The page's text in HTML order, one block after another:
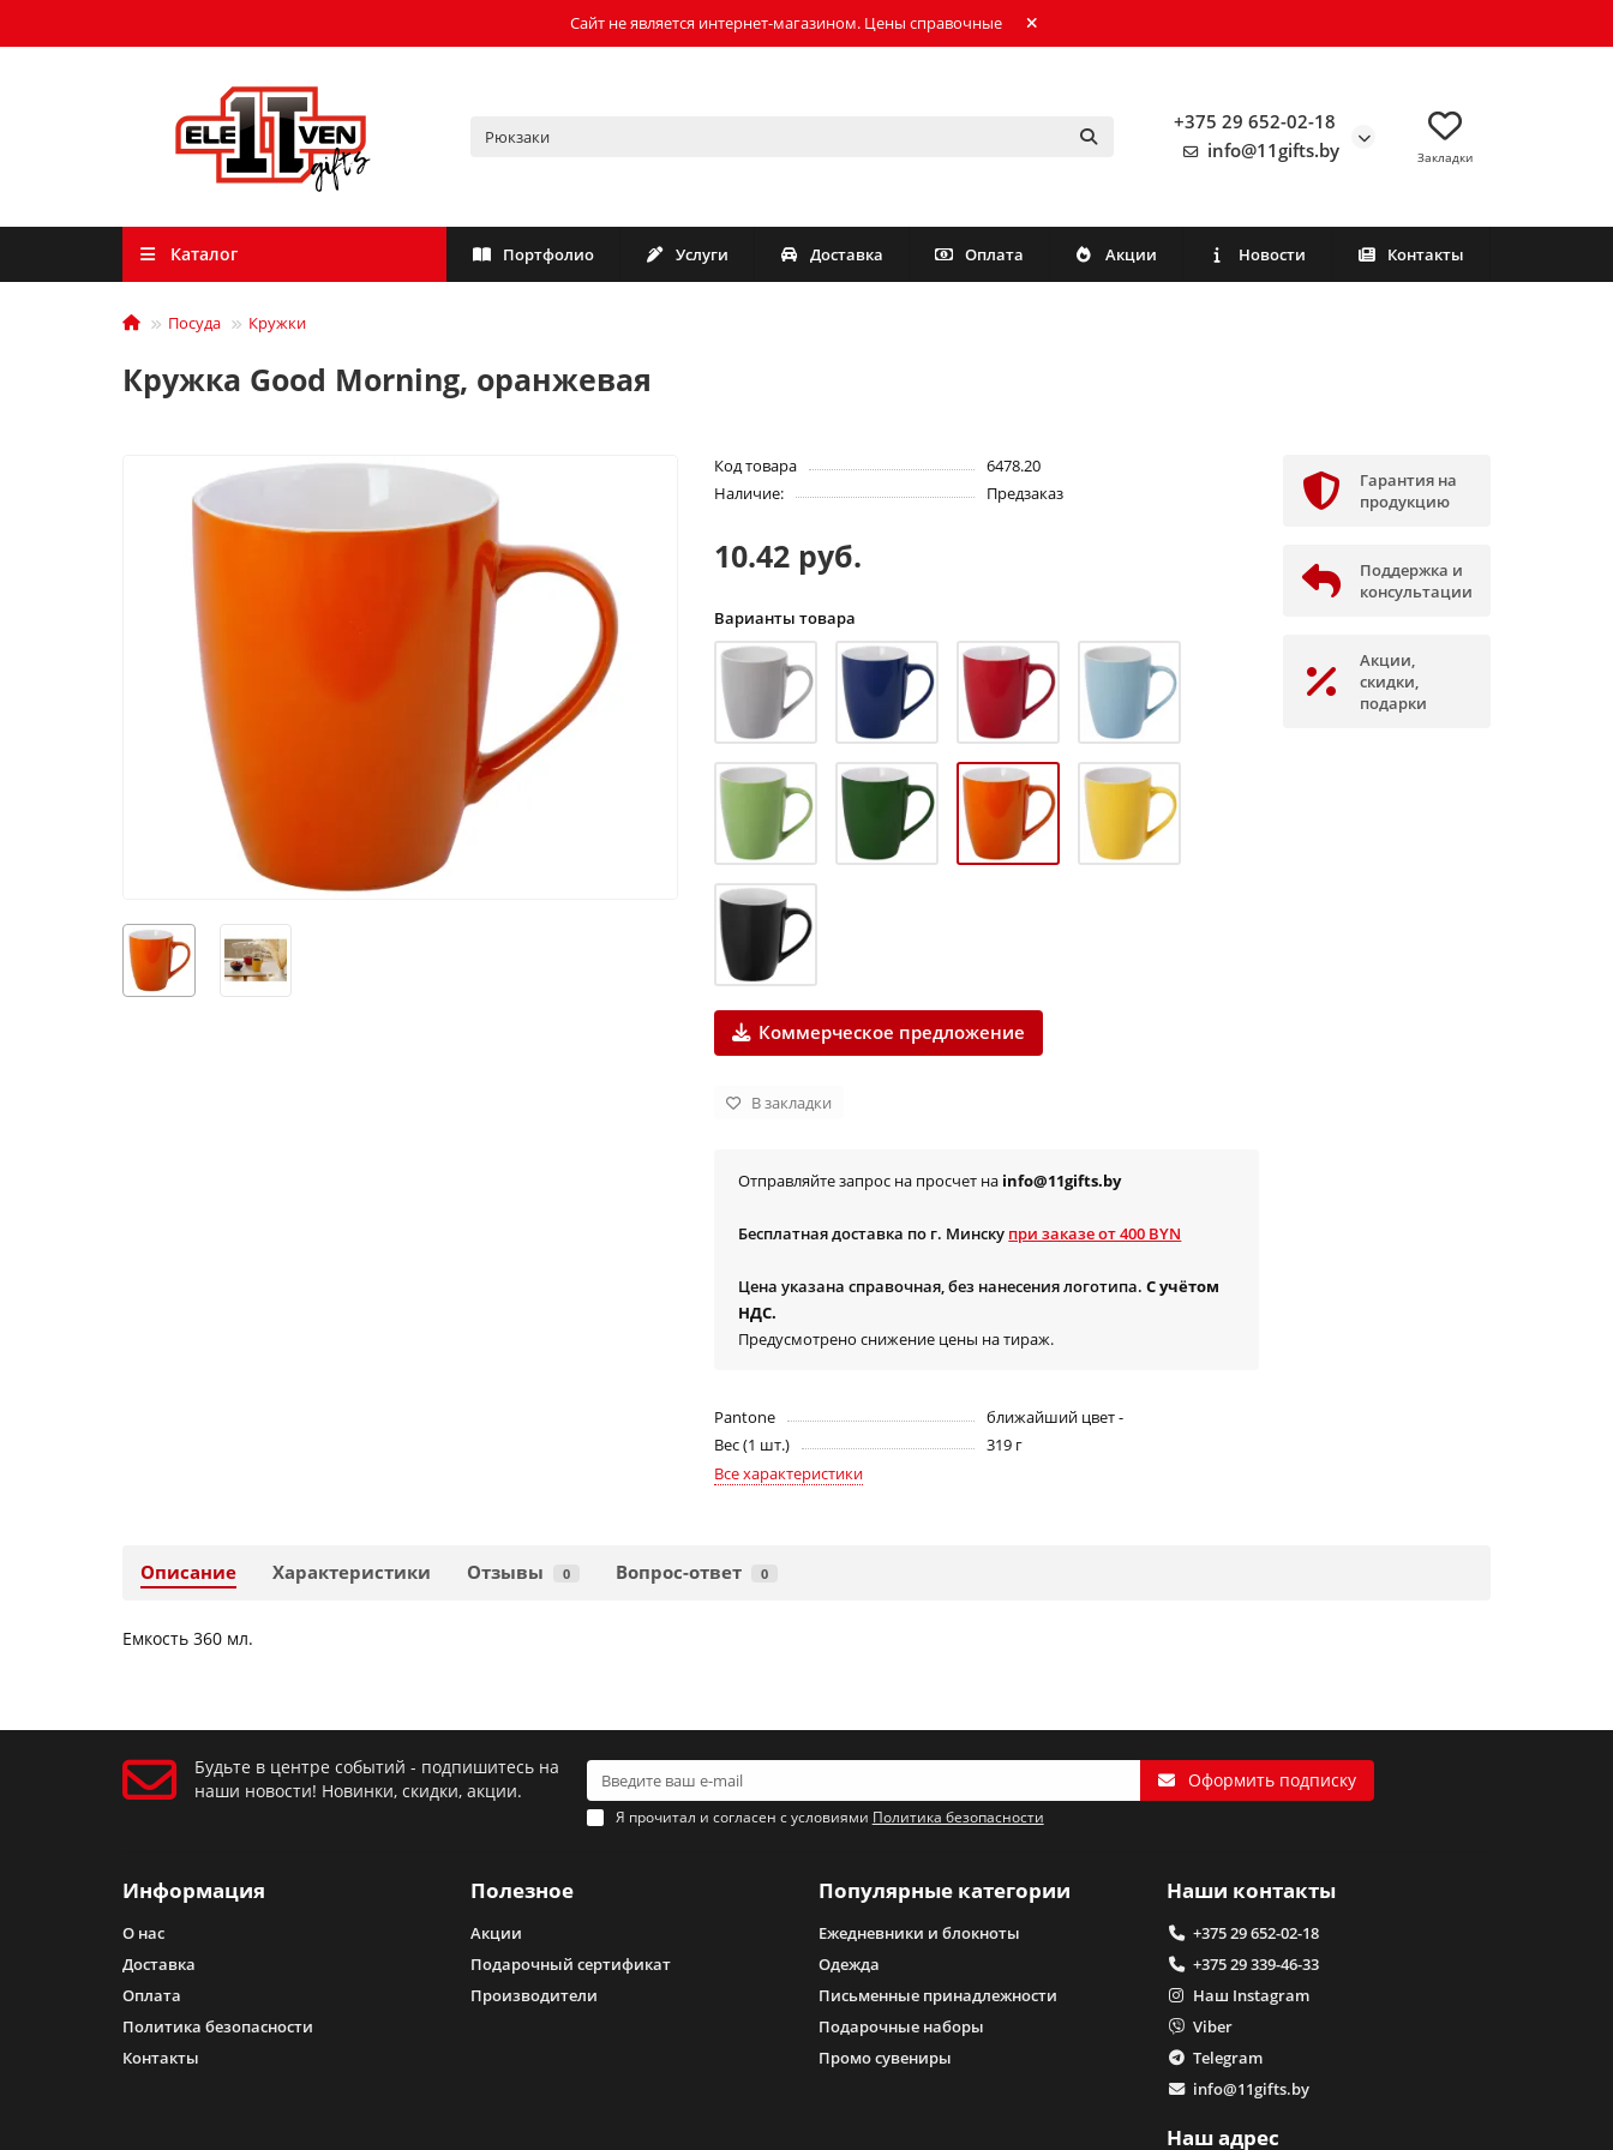
Сайт не является интернет-магазином. Цены справочные
+375 29 652-02-18
info@11gifts.by
Закладки
Каталог Портфолио Услуги Доставка Оплата Акции Новости Контакты
Посуда Кружки
Кружка Good Morning, оранжевая
Код товара
6478.20
Наличие:
Предзаказ
10.42 руб.
Варианты товара
Коммерческое предложение
В закладки
Отправляйте запрос на просчет на info@11gifts.by
Бесплатная доставка по г. Минску при заказе от 400 BYN
Цена указана справочная, без нанесения логотипа. С учётом
НДС.
Предусмотрено снижение цены на тираж.
Pantone
ближайший цвет -
Вес (1 шт.)
319 г
Все характеристики
Гарантия на
продукцию
Поддержка и
консультации
Акции,
скидки,
подарки
Описание Характеристики Отзывы 0 Вопрос-ответ 0
Емкость 360 мл.
Будьте в центре событий - подпишитесь на
наши новости! Новинки, скидки, акции.
Оформить подписку
Я прочитал и согласен с условиями Политика безопасности
Информация
О нас
Доставка
Оплата
Политика безопасности
Контакты
Полезное
Акции
Подарочный сертификат
Производители
Популярные категории
Ежедневники и блокноты
Одежда
Письменные принадлежности
Подарочные наборы
Промо сувениры
Наши контакты
+375 29 652-02-18
+375 29 339-46-33
Наш Instagram
Viber
Telegram
info@11gifts.by
Наш адрес